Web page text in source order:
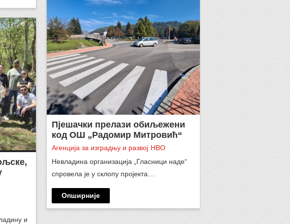
и
Пјешачки прелази обиљежени
код ОШ „Радомир Митровић“
Агенција за изградњу и развој НВО
Невладина организација „Гласници наде“
спровела је у склопу пројекта…
Опширније